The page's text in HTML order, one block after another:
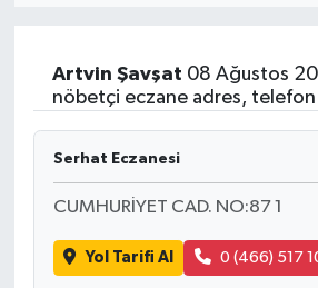
Artvin Şavşat 08 Ağustos
nöbetçi eczane adres, telefon
Serhat Eczanesi
CUMHURİYET CAD. NO:87 1
Yol Tarifi Al 0 (466) 517
Haber Arşivi